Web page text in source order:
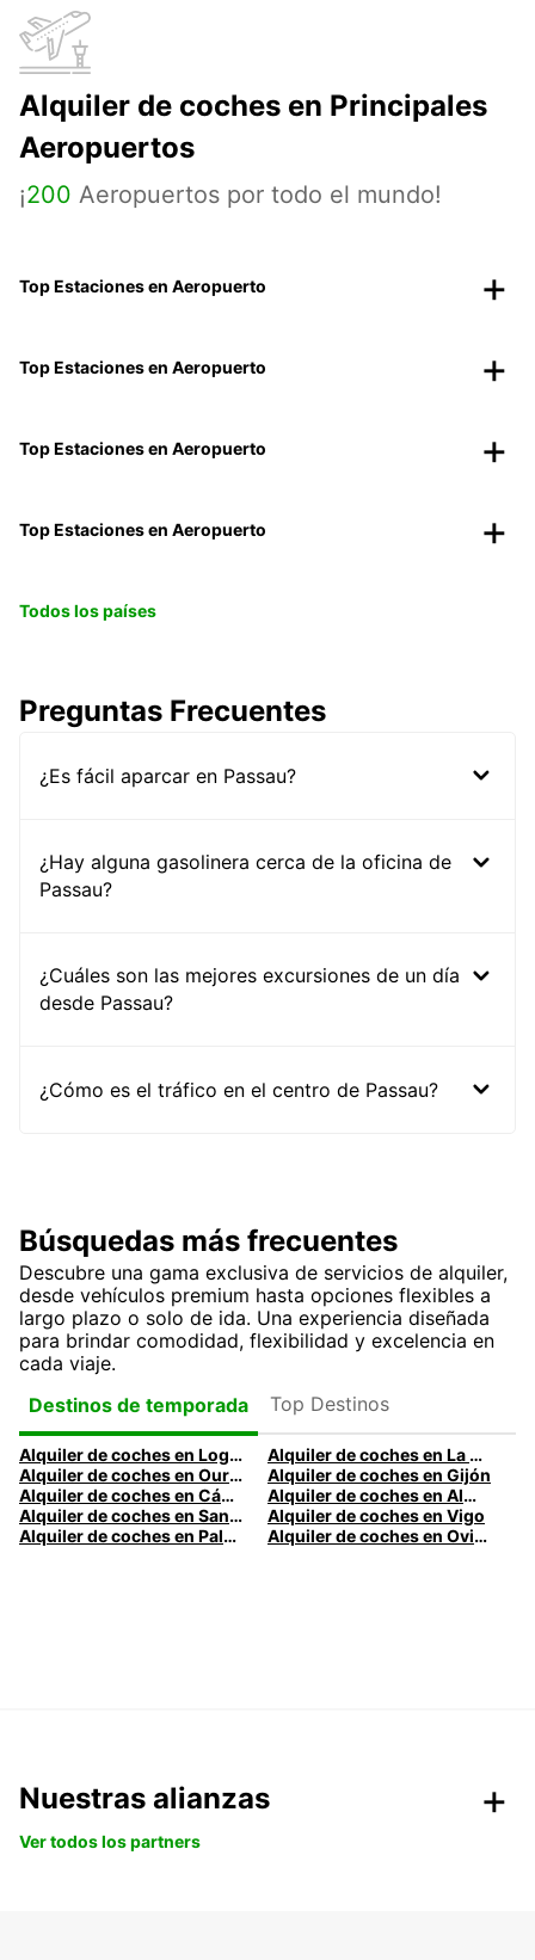
Alquiler de coches en Principales
Aeropuertos
¡200 Aeropuertos por todo el mundo!
Top Estaciones en Aeropuerto
Top Estaciones en Aeropuerto
Top Estaciones en Aeropuerto
Top Estaciones en Aeropuerto
Todos los países
Preguntas Frecuentes
¿Es fácil aparcar en Passau?
¿Hay alguna gasolinera cerca de la oficina de
Passau?
¿Cuáles son las mejores excursiones de un día
desde Passau?
¿Cómo es el tráfico en el centro de Passau?
Búsquedas más frecuentes
Descubre una gama exclusiva de servicios de alquiler,
desde vehículos premium hasta opciones flexibles a
largo plazo o solo de ida. Una experiencia diseñada
para brindar comodidad, flexibilidad y excelencia en
cada viaje.
Destinos de temporada
Top Destinos
Alquiler de coches en Logroño
Alquiler de coches en La Coruña
Alquiler de coches en Ourense
Alquiler de coches en Gijón
Alquiler de coches en Cádiz
Alquiler de coches en Almería
Alquiler de coches en Santander
Alquiler de coches en Vigo
Alquiler de coches en Palma
Alquiler de coches en Oviedo
Nuestras alianzas
Ver todos los partners